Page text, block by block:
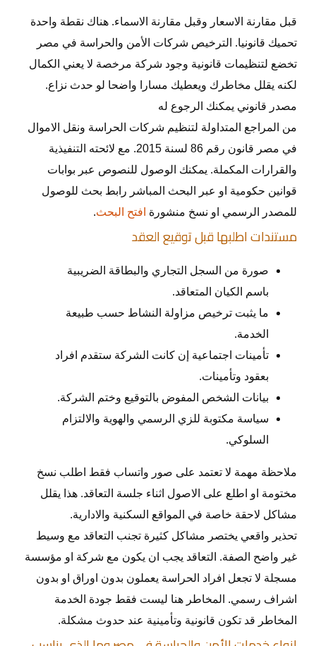
قبل مقارنة الاسعار وقبل مقارنة الاسماء. هناك نقطة واحدة
تحميك قانونيا. الترخيص شركات الأمن والحراسة في مصر
تخضع لتنظيمات قانونية وجود شركة مرخصة لا يعني الكمال
لكنه يقلل مخاطرك ويعطيك مسارا واضحا لو حدث نزاع.
مصدر قانوني يمكنك الرجوع له
من المراجع المتداولة لتنظيم شركات الحراسة ونقل الاموال
في مصر قانون رقم 86 لسنة 2015. مع لائحته التنفيذية
والقرارات المكملة. يمكنك الوصول للنصوص عبر بوابات
قوانين حكومية او عبر البحث المباشر رابط بحث للوصول
للمصدر الرسمي او نسخ منشورة افتح البحث.
مستندات اطلبها قبل توقيع العقد
صورة من السجل التجاري والبطاقة الضريبية
باسم الكيان المتعاقد.
ما يثبت ترخيص مزاولة النشاط حسب طبيعة
الخدمة.
تأمينات اجتماعية إن كانت الشركة ستقدم افراد
بعقود وتأمينات.
بيانات الشخص المفوض بالتوقيع وختم الشركة.
سياسة مكتوبة للزي الرسمي والهوية والالتزام
السلوكي.
ملاحظة مهمة لا تعتمد على صور واتساب فقط اطلب نسخ
مختومة او اطلع على الاصول اثناء جلسة التعاقد. هذا يقلل
مشاكل لاحقة خاصة في المواقع السكنية والادارية.
تحذير واقعي يختصر مشاكل كثيرة تجنب التعاقد مع وسيط
غير واضح الصفة. التعاقد يجب ان يكون مع شركة او مؤسسة
مسجلة لا تجعل افراد الحراسة يعملون بدون اوراق او بدون
اشراف رسمي. المخاطر هنا ليست فقط جودة الخدمة
المخاطر قد تكون قانونية وتأمينية عند حدوث مشكلة.